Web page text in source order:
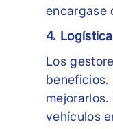
encargase
4.
Los
beneficios.
vehículos